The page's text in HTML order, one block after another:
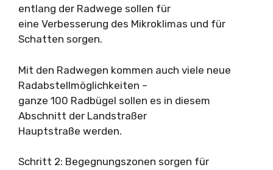
entlang der Radwege sollen für
eine Verbesserung des Mikroklimas und für
Schatten sorgen.
Mit den Radwegen kommen auch viele neue
Radabstellmöglichkeiten –
ganze 100 Radbügel sollen es in diesem
Abschnitt der Landstraßer
Hauptstraße werden.
Schritt 2: Begegnungszonen sorgen für